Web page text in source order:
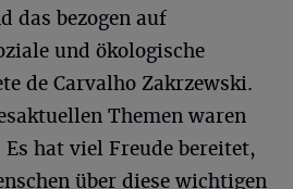
das bezogen auf
und ökologische
de Carvalho Zakrzewski.
Themen waren
hat viel Freude bereitet,
über diese wichtigen